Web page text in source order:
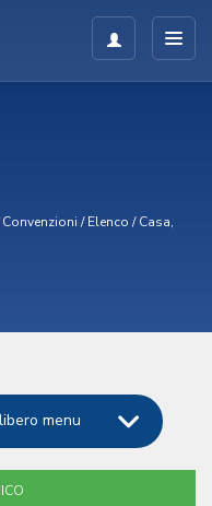
Convenzioni /Elenco /Casa,
menu